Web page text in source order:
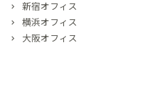
新宿オフィス
横浜オフィス
大阪オフィス